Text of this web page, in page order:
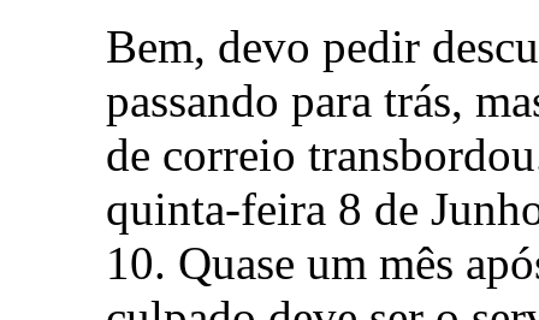
Bem, devo pedir
passando para trás,
de correio
quinta-feira 8 de
10. Quase um mês